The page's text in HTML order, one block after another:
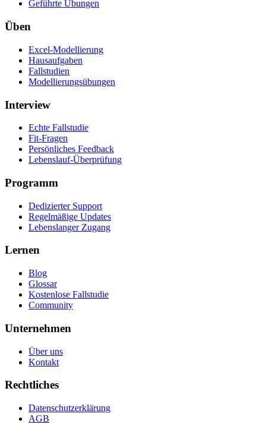
Geführte Übungen
Üben
Excel-Modellierung
Hausaufgaben
Fallstudien
Modellierungsübungen
Interview
Echte Fallstudie
Fit-Fragen
Persönliches Feedback
Lebenslauf-Überprüfung
Programm
Dedizierter Support
Regelmäßige Updates
Lebenslanger Zugang
Lernen
Blog
Glossar
Kostenlose Fallstudie
Community
Unternehmen
Über uns
Kontakt
Rechtliches
Datenschutzerklärung
AGB